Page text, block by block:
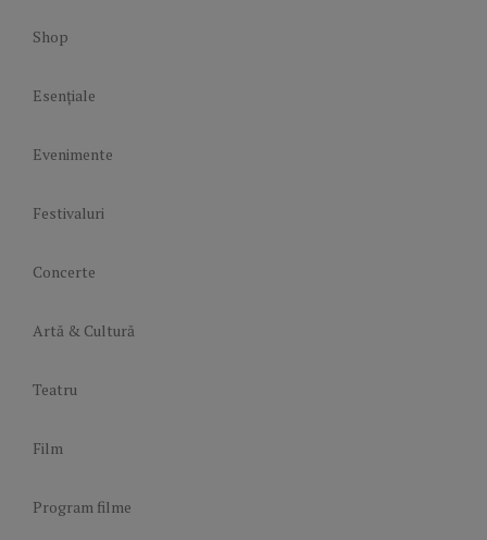
Shop
Esențiale
Evenimente
Festivaluri
Concerte
Artă & Cultură
Teatru
Film
Program filme